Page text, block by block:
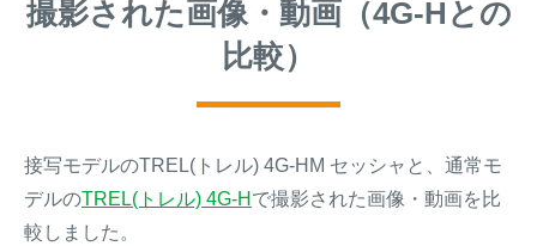
撮影された画像・動画（4G-Hとの
比較）
接写モデルのTREL(トレル) 4G-HM セッシャと、通常モ
デルのTREL(トレル) 4G-H で撮影された画像・動画を比
較しました。